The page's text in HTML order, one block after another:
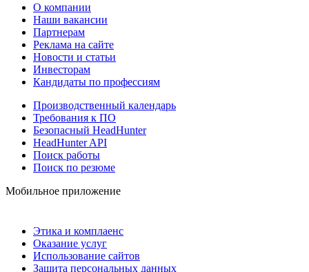
О компании
Наши вакансии
Партнерам
Реклама на сайте
Новости и статьи
Инвесторам
Кандидаты по профессиям
Производственный календарь
Требования к ПО
Безопасный HeadHunter
HeadHunter API
Поиск работы
Поиск по резюме
Мобильное приложение
Этика и комплаенс
Оказание услуг
Использование сайтов
Защита персональных данных